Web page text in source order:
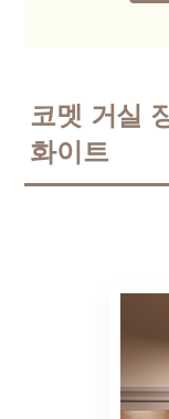
코멧 거실
화이트